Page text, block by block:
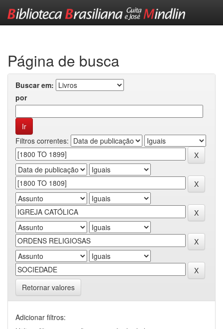
Página de busca
Buscar em:
por
Filtros correntes:
Retornar valores
Adicionar filtros: